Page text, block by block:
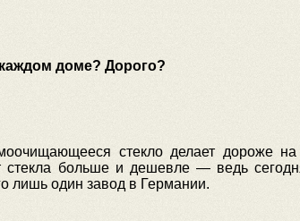
доме? Дорого?
стекло делает дороже
стекла больше и дешевле — ведь
лишь один завод в Германии.